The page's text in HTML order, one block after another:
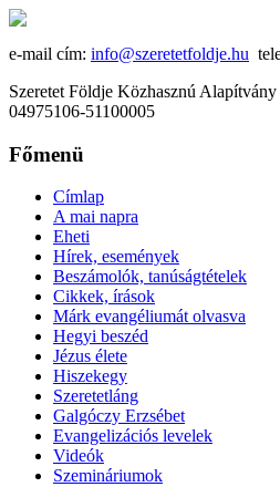
e-mail cím: info@szeretetfoldje.hu
Szeretet Földje Közhasznú
04975106-51100005
Főmenü
Címlap
A mai napra
Eheti
Hírek, események
Beszámolók, tanúságtételek
Cikkek, írások
Márk evangéliumát olvasva
Hegyi beszéd
Jézus élete
Hiszekegy
Szeretetláng
Galgóczy Erzsébet
Evangelizációs levelek
Videók
Szemináriumok